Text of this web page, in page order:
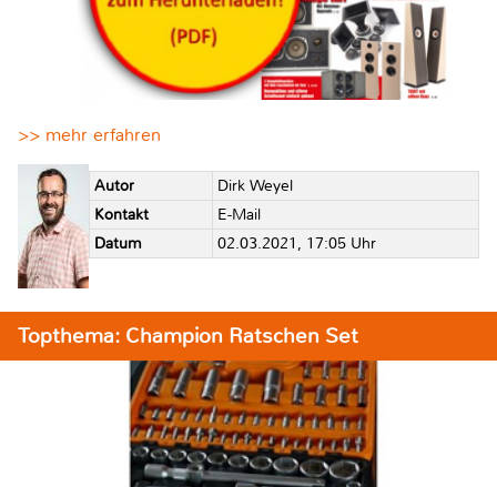
>> mehr erfahren
Autor
Dirk Weyel
Kontakt
E-Mail
Datum
02.03.2021, 17:05 Uhr
Topthema: Champion Ratschen Set